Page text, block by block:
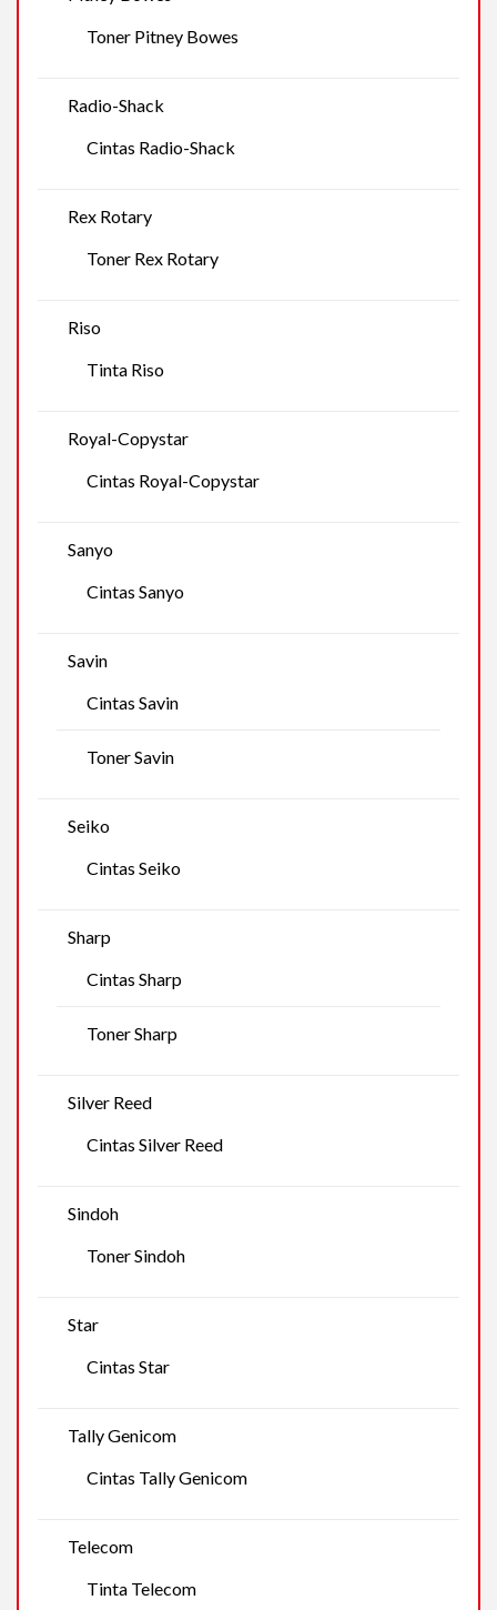
Toner Pitney Bowes
Radio-Shack
Cintas Radio-Shack
Rex Rotary
Toner Rex Rotary
Riso
Tinta Riso
Royal-Copystar
Cintas Royal-Copystar
Sanyo
Cintas Sanyo
Savin
Cintas Savin
Toner Savin
Seiko
Cintas Seiko
Sharp
Cintas Sharp
Toner Sharp
Silver Reed
Cintas Silver Reed
Sindoh
Toner Sindoh
Star
Cintas Star
Tally Genicom
Cintas Tally Genicom
Telecom
Tinta Telecom